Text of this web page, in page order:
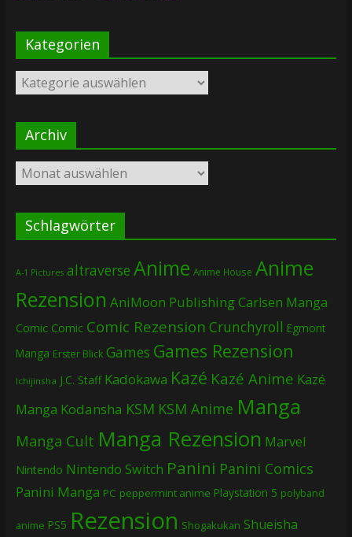
Kategorien
Kategorien
Archiv
Archiv
Schlagwörter
A-1 Pictures altraverse Anime Anime House Anime
Rezension AniMoon PublishingCarlsen Manga
Comic Comic Comic Rezension Crunchyroll Egmont
Manga Erster Blick Games Games Rezension
Ichijinsha J.C. Staff Kadokawa Kazé Kazé Anime Kazé
Manga Kodansha KSM KSM Anime Manga
Manga Cult Manga Rezension Marvel
Nintendo Nintendo Switch Panini Panini Comics
Panini Manga PC peppermint anime Playstation 5 polyband
anime PS5 Rezension Shogakukan Shueisha